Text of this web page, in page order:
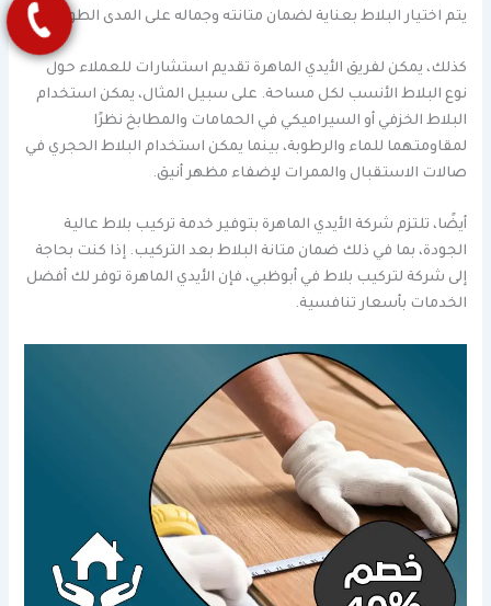
يتم اختيار البلاط بعناية لضمان متانته وجماله على المدى الطويل.
كذلك، يمكن لفريق الأيدي الماهرة تقديم استشارات للعملاء حول
نوع البلاط الأنسب لكل مساحة. على سبيل المثال، يمكن استخدام
البلاط الخزفي أو السيراميكي في الحمامات والمطابخ نظرًا
لمقاومتهما للماء والرطوبة، بينما يمكن استخدام البلاط الحجري في
صالات الاستقبال والممرات لإضفاء مظهر أنيق.
أيضًا، تلتزم شركة الأيدي الماهرة بتوفير خدمة تركيب بلاط عالية
الجودة، بما في ذلك ضمان متانة البلاط بعد التركيب. إذا كنت بحاجة
إلى شركة لتركيب بلاط في أبوظبي، فإن الأيدي الماهرة توفر لك أفضل
الخدمات بأسعار تنافسية.